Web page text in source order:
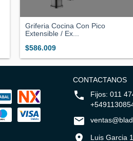
Griferia Cocina Con Pico
Extensible / Ex...
$586.009
CONTACTANOS
Fijos: 011
Luis Garcia